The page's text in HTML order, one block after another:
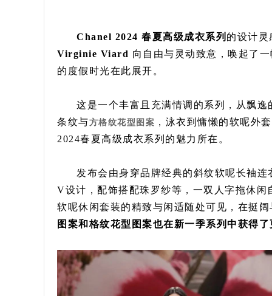
Chanel 2024 春夏高级成衣系列 的设计灵
Virginie Viard 向自由与灵动致意，唤起了
的度假时光在此展开。
这是一个丰富且充满情调的系列，从飘逸
条纹与方格纹花型图案 ，泳衣到慵懒的软呢外
2024春夏高级成衣系列的魅力所在。
发布会由身穿品牌经典的斜纹软呢长袖
V设计，配饰搭配珠罗纱等，一双人字拖休
软呢休闲套装的精致与闲适随处可见，在挺
图案和格纹花型图案也在新一季系列中获得了